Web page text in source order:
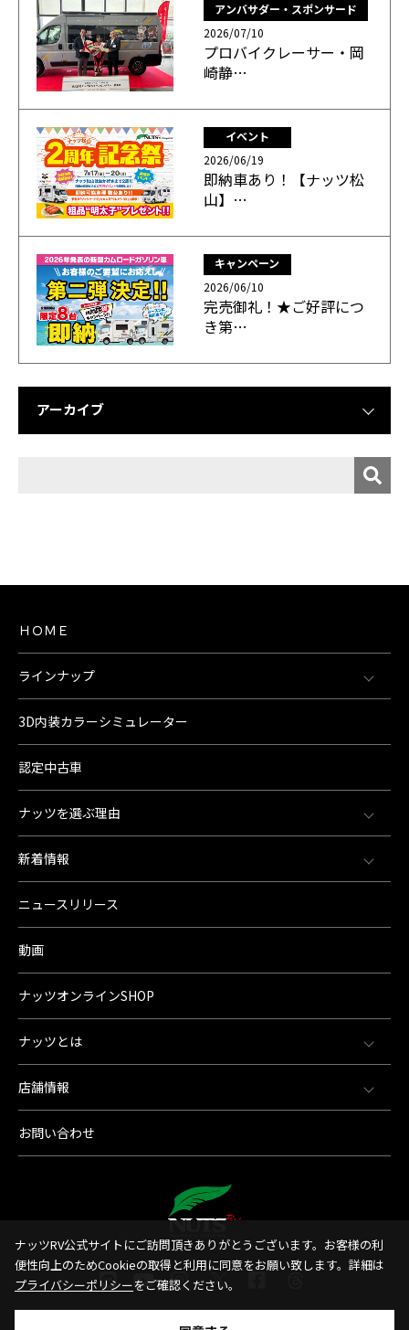
アンバサダー・スポンサード
2026/07/10
プロバイクレーサー・岡
崎静…
イベント
2026/06/19
即納車あり！【ナッツ松
山】…
キャンペーン
2026/06/10
完売御礼！★ご好評につ
き第…
アーカイブ
ＨＯＭＥ
ラインナップ
3D内装カラーシミュレーター
認定中古車
ナッツを選ぶ理由
新着情報
ニュースリリース
動画
ナッツオンラインSHOP
ナッツとは
店舗情報
お問い合わせ
ナッツRV公式サイトにご訪問頂きありがとうございます。お客様の利
便性向上のためCookieの取得と利用に同意をお願い致します。詳細は
プライバシーポリシーをご確認ください。